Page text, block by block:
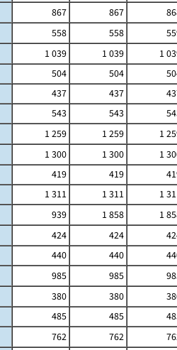
867 867
558 558
1 039 1 039 1
504 504
437 437
543 543
1 259 1 259 1
1 300 1 300 1
419 419
1 311 1 311 1
939 1 858 1
424 424
440 440
985 985
380 380
485 485
762 762